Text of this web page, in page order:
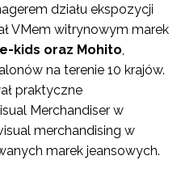
działu ekspozycji
VMem witrynowym marek
kids oraz Mohito
na terenie 10 krajów.
praktyczne
Merchandiser w
merchandising w
marek jeansowych.